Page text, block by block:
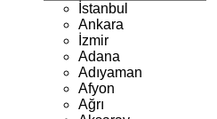
İstanbul
Ankara
İzmir
Adana
Adıyaman
Afyon
Ağrı